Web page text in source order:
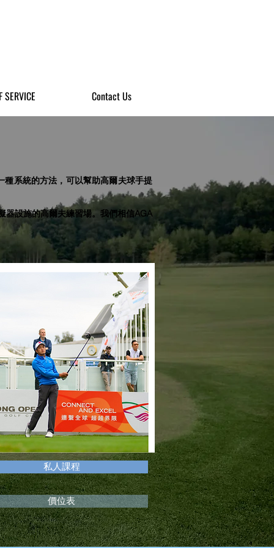
SERVICE Contact Us
種系統的方法，可以幫助高爾夫球手提
器設施的高爾夫練習場。我們相信AGA
私人課程
價位表